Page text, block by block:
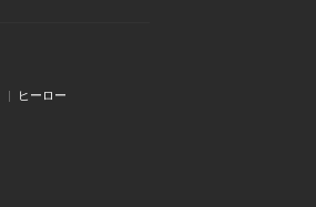
ヒーロー